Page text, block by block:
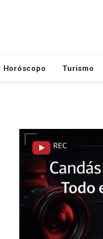
Horóscopo Turismo